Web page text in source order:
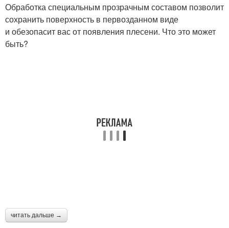
Обработка специальным прозрачным составом позволит
сохранить поверхность в первозданном виде
и обезопасит вас от появления плесени. Что это может
быть?
читать дальше →